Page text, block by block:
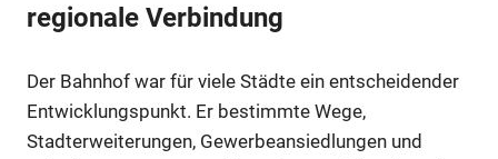
regionale Verbindung
Der Bahnhof war für viele Städte ein entscheidender
Entwicklungspunkt. Er bestimmte Wege,
Stadterweiterungen, Gewerbeansiedlungen und